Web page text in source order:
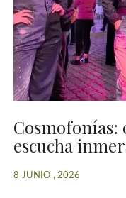
Cosmofonías:
escucha
8 JUNIO , 2026